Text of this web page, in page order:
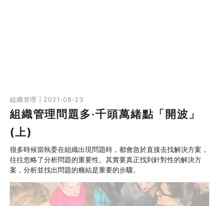
組織管理 | 2021-08-23
組織管理問題多‧千頭萬緒點「開波」
(上)
很多時候當執委在組織出現問題時，都會急於直接去找解決方案，
往往忽略了分析問題的重要性。其實要真正找到針對性的解決方
案，分析並找出問題的癥結是重要的步驟。